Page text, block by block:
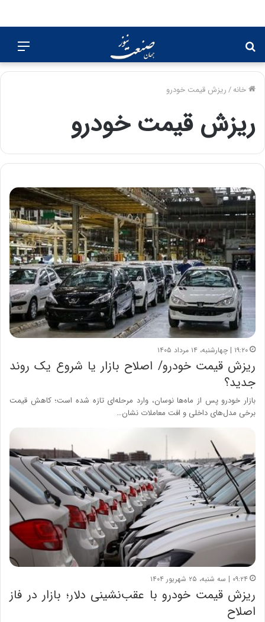
برای
خانه/ریزش قیمت خودرو
ریزش قیمت خودرو
۱۹:۲۰ | چهارشنبه، ۱۴ مرداد ۱۴۰۵
ریزش قیمت خودرو/ اصلاح بازار یا شروع یک روند
جدید؟
بازار خودرو پس از ماه‌ها نوسان، وارد مرحله‌ای تازه شده است؛ کاهش قیمت
برخی مدل‌های داخلی و افت معاملات نشان…
۰۹:۲۴ | سه شنبه، ۲۵ شهریور ۱۴۰۴
ریزش قیمت خودرو با عقب‌نشینی دلار؛ بازار در فاز
اصلاح